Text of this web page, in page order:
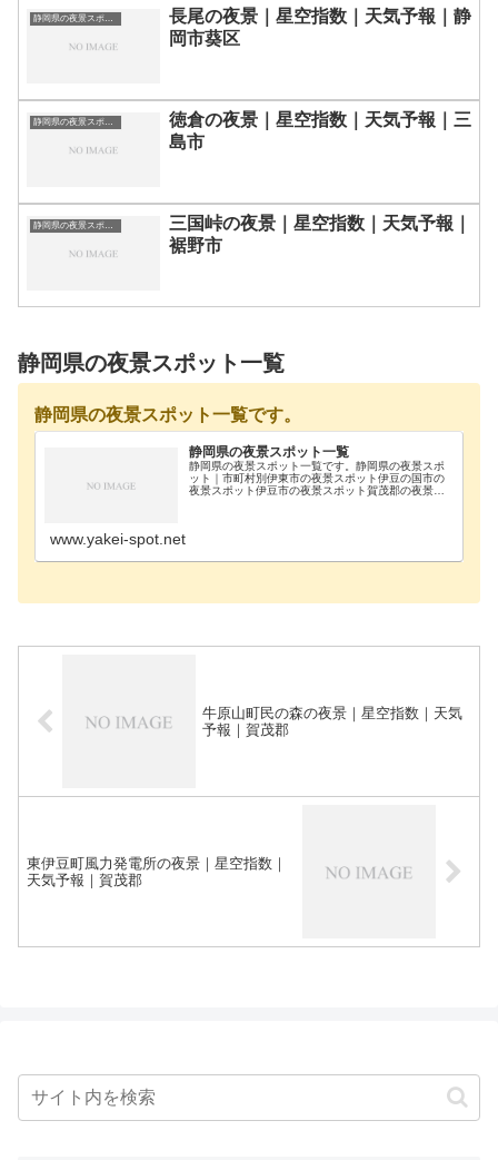
静岡県の夜景スポット一覧
長尾の夜景｜星空指数｜天気予報｜静
岡市葵区
静岡県の夜景スポット一覧
徳倉の夜景｜星空指数｜天気予報｜三
島市
静岡県の夜景スポット一覧
三国峠の夜景｜星空指数｜天気予報｜
裾野市
静岡県の夜景スポット一覧
静岡県の夜景スポット一覧です。
静岡県の夜景スポット一覧
静岡県の夜景スポット一覧です。静岡県の夜景スポ
ット｜市町村別伊東市の夜景スポット伊豆の国市の
夜景スポット伊豆市の夜景スポット賀茂郡の夜景ス
www.yakei-spot.net
牛原山町民の森の夜景｜星空指数｜天気
予報｜賀茂郡
東伊豆町風力発電所の夜景｜星空指数｜
天気予報｜賀茂郡